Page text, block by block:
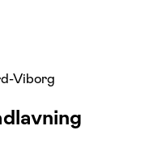
Viborg